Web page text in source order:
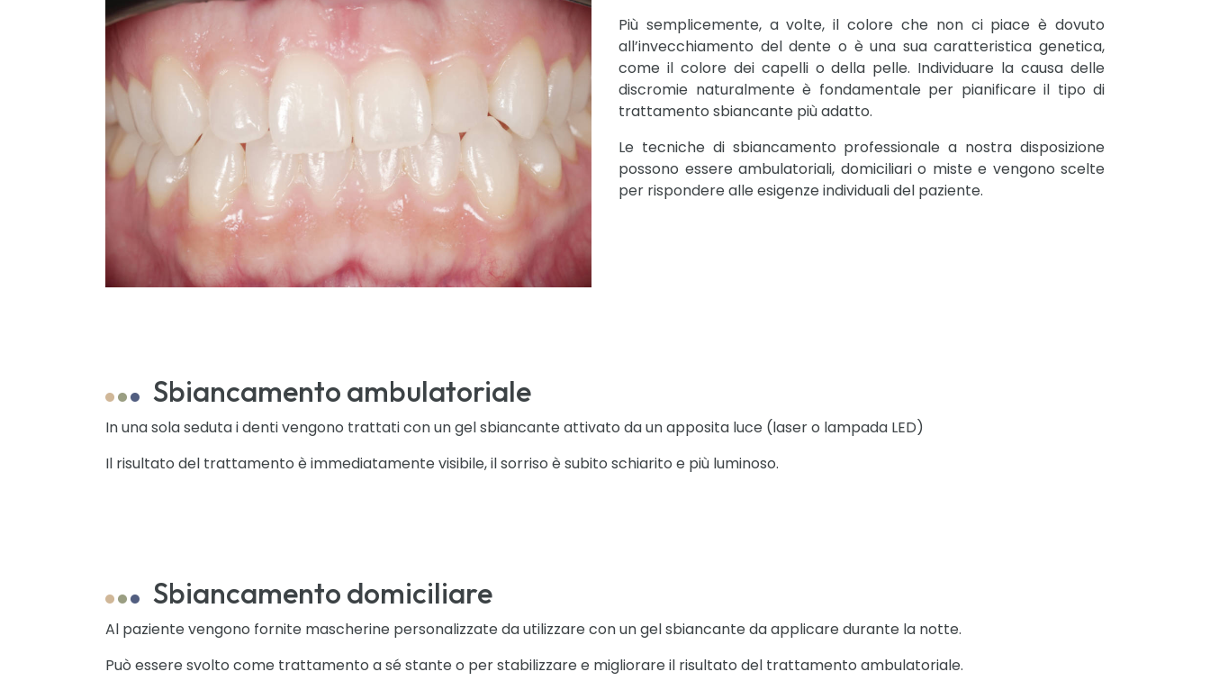
Più semplicemente, a volte, il colore che non ci piace è dovuto
all’invecchiamento del dente o è una sua caratteristica genetica,
come il colore dei capelli o della pelle. Individuare la causa delle
discromie naturalmente è fondamentale per pianificare il tipo di
trattamento sbiancante più adatto.
Le tecniche di sbiancamento professionale a nostra disposizione
possono essere ambulatoriali, domiciliari o miste e vengono scelte
per rispondere alle esigenze individuali del paziente.
Sbiancamento ambulatoriale
In una sola seduta i denti vengono trattati con un gel sbiancante attivato da un apposita luce (laser o lampada LED)
Il risultato del trattamento è immediatamente visibile, il sorriso è subito schiarito e più luminoso.
Sbiancamento domiciliare
Al paziente vengono fornite mascherine personalizzate da utilizzare con un gel sbiancante da applicare durante la notte.
Può essere svolto come trattamento a sé stante o per stabilizzare e migliorare il risultato del trattamento ambulatoriale.